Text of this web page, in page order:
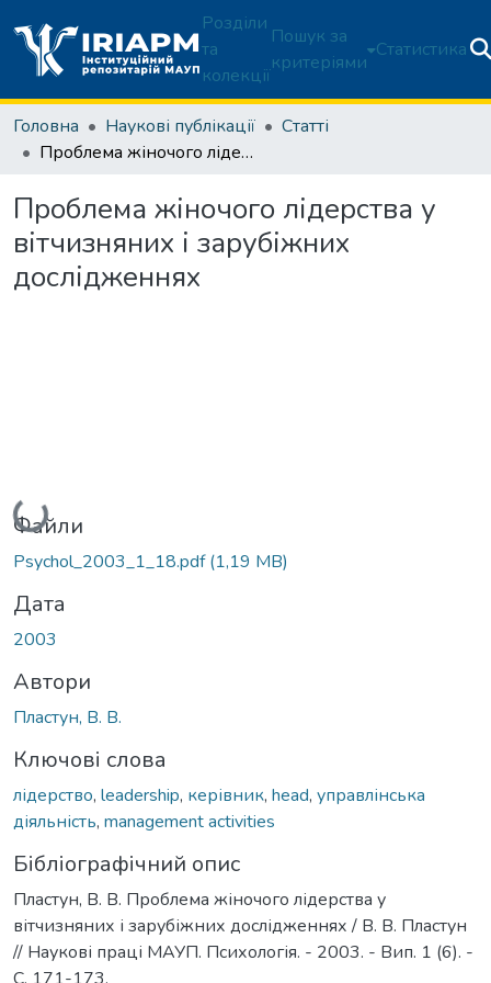
Розділи
та
колекції
Пошук за
критеріями
Статистика
Головна Наукові публікації
Статті
Проблема жіночого лідерства у вітчизняних і зарубіжних дослідженнях
Проблема жіночого лідерства у
вітчизняних і зарубіжних
дослідженнях
Вантажиться...
Файли
Psychol_2003_1_18.pdf(1,19 MB)
Дата
2003
Автори
Пластун, В. В.
Ключові слова
лідерство, leadership, керівник, head, управлінська
діяльність, management activities
Бібліографічний опис
Пластун, В. В. Проблема жіночого лідерства у
вітчизняних і зарубіжних дослідженнях / В. В. Пластун
// Наукові праці МАУП. Психологія. - 2003. - Вип. 1 (6). -